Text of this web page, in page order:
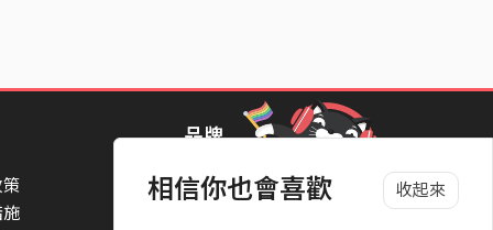
相信你也會喜歡 收起來
策
施
品牌
StreetVoice Awards 街聲音樂獎